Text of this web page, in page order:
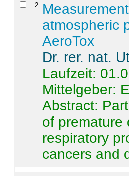
2
atmospheric
AeroTox
Dr. rer. nat.
Laufzeit:
Mittelgeber:
Abstract:
of premature
respiratory
cancers and